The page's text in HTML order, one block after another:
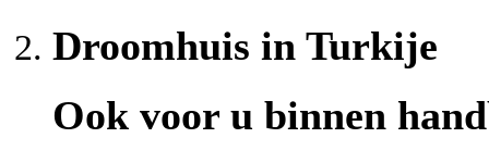
Droomhuis in Turkije
Ook voor u binnen